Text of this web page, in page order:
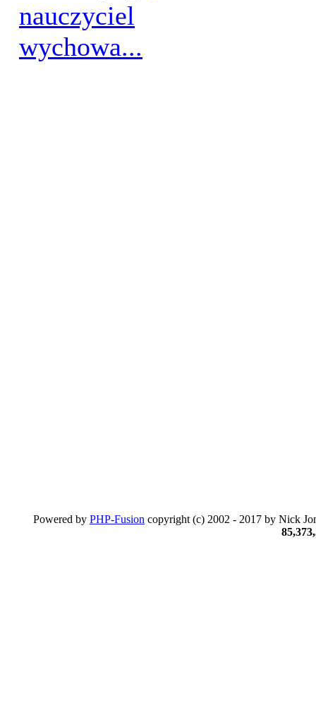
nauczyciel
wychowa...
Powered by PHP-Fusion copyright (c) 2002 - 2017 by Nick